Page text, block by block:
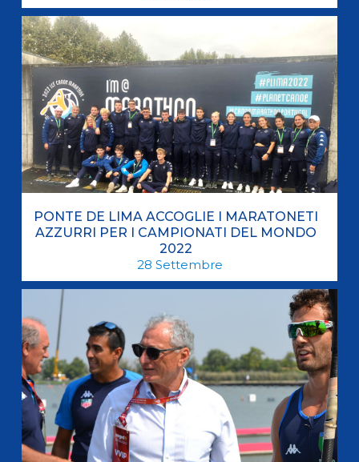
PONTE DE LIMA ACCOGLIE I MARATONETI
AZZURRI PER I CAMPIONATI DEL MONDO
2022
28 Settembre